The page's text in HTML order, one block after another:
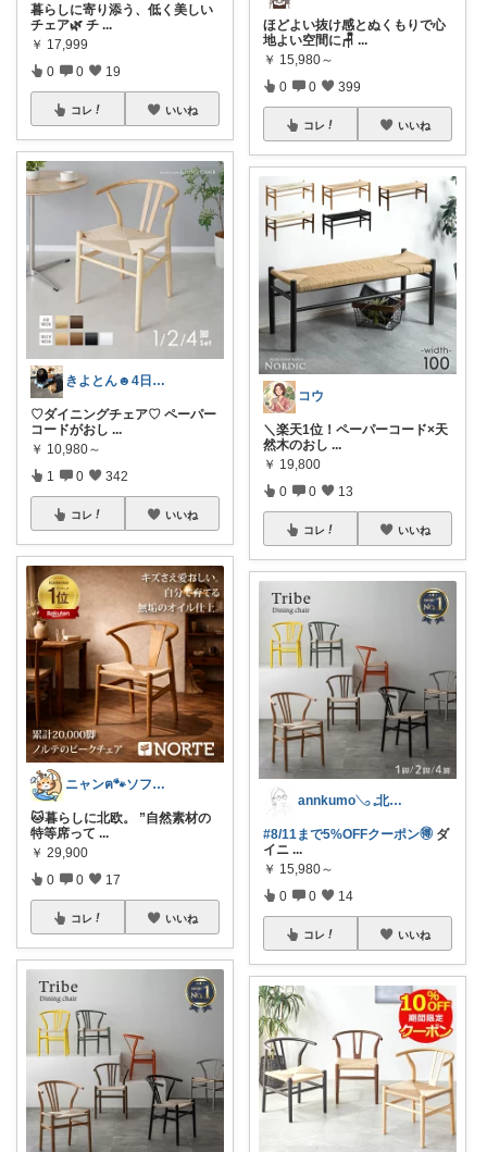
暮らしに寄り添う、低く美しい
チェア🌿 チ ...
￥ 17,999
0 0 19
コレ いいね
きよとん☻4日感謝プロフに♡
♡ダイニングチェア♡ ペーパー
コードがおし ...
￥ 10,980～
1 0 342
コレ いいね
ニャンฅ🐾ソファでくつろぐ猫🐱💕
🐱暮らしに北欧。 ”自然素材の
特等席って ...
￥ 29,900
0 0 17
コレ いいね
ほどよい抜け感とぬくもりで心
地よい空間に🪑 ...
￥ 15,980～
0 0 399
コレ いいね
コウ
​＼楽天1位！ペーパーコード×天
然木のおし ...
￥ 19,800
0 0 13
コレ いいね
annkumo𓂅 𓈒北欧ゆるミニマル
#8/11まで5%OFFクーポン🉐 ダ
イニ ...
￥ 15,980～
0 0 14
コレ いいね